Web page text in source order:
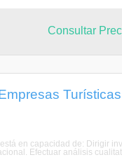
Consultar
en capacidad de: Dirigir
Efectuar análisis